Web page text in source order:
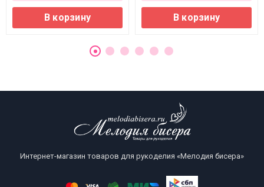
В корзину В корзину
Интернет-магазин товаров для рукоделия «Мелодия бисера»